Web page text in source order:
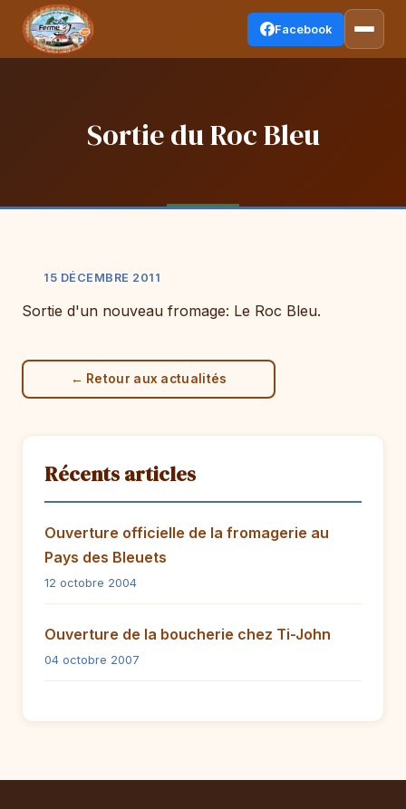
Facebook
Sortie du Roc Bleu
15 DÉCEMBRE 2011
Sortie d'un nouveau fromage: Le Roc Bleu.
← Retour aux actualités
Récents articles
Ouverture officielle de la fromagerie au
Pays des Bleuets
12 octobre 2004
Ouverture de la boucherie chez Ti-John
04 octobre 2007